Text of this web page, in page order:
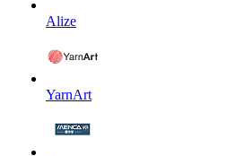
Alize
YarnArt